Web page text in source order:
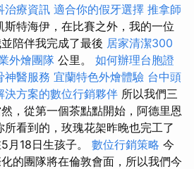
治療資訊 適合你的假牙選擇 推拿師
斯特海伊，在比賽之外，我的一位
陪伴我完成了最後 居家清潔300
外燴團隊 公里。 如何辦理台胞證
神醫服務 宜蘭特色外燴體驗 台中頭
決方案的數位行銷夥伴 所以我們三
，從第一個茶點點開始，阿德里恩
看到的，玫瑰花架昨晚也完工了
18日生孩子。 數位行銷策略 今
的團隊將在倫敦會面，所以我們今